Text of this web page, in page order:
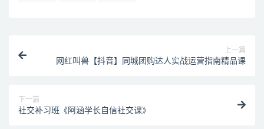
上一篇
网红叫兽【抖音】同城团购达人实战运营指南精品课
下一篇
社交补习班《阿涵学长自信社交课》